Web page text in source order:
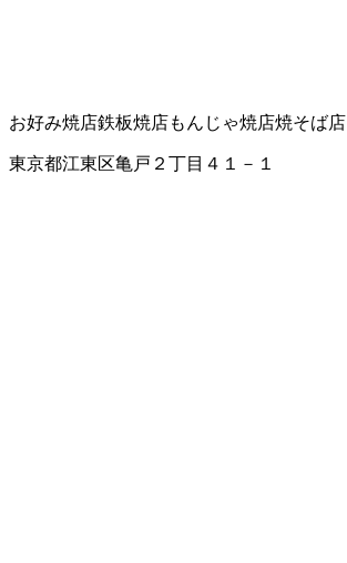
お好み焼店鉄板焼店もんじゃ焼店焼そば店
東京都江東区亀戸２丁目４１－１